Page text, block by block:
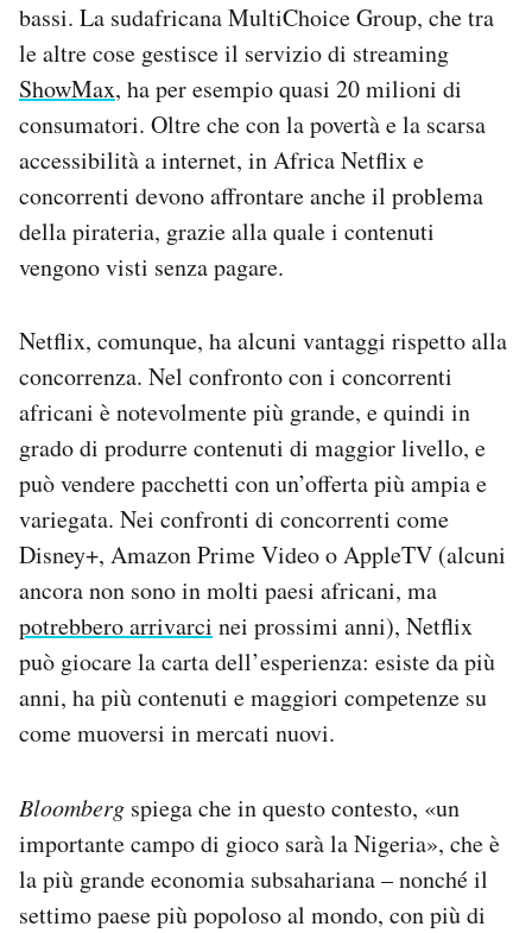
bassi. La sudafricana MultiChoice Group, che tra
le altre cose gestisce il servizio di streaming
ShowMax, ha per esempio quasi 20 milioni di
consumatori. Oltre che con la povertà e la scarsa
accessibilità a internet, in Africa Netflix e
concorrenti devono affrontare anche il problema
della pirateria, grazie alla quale i contenuti
vengono visti senza pagare.
Netflix, comunque, ha alcuni vantaggi rispetto alla
concorrenza. Nel confronto con i concorrenti
africani è notevolmente più grande, e quindi in
grado di produrre contenuti di maggior livello, e
può vendere pacchetti con un’offerta più ampia e
variegata. Nei confronti di concorrenti come
Disney+, Amazon Prime Video o AppleTV (alcuni
ancora non sono in molti paesi africani, ma
potrebbero arrivarci nei prossimi anni), Netflix
può giocare la carta dell’esperienza: esiste da più
anni, ha più contenuti e maggiori competenze su
come muoversi in mercati nuovi.
Bloomberg spiega che in questo contesto, «un
importante campo di gioco sarà la Nigeria», che è
la più grande economia subsahariana – nonché il
settimo paese più popoloso al mondo, con più di